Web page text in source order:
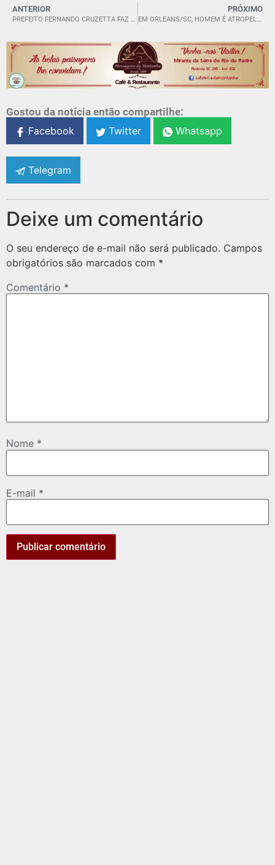
ANTERIOR
PREFEITO FERNANDO CRUZETTA FAZ BALANÇO DOS 100 DIAS EM ORLEANS.
PRÓXIMO
EM ORLEANS/SC, HOMEM É ATROPELADO PELO PRÓPRIO TRATOR.
Gostou da notícia então compartilhe:
Facebook
Twitter Whatsapp
Telegram
Deixe um comentário
O seu endereço de e-mail não será publicado. Campos
obrigatórios são marcados com *
Comentário *
Nome *
E-mail *